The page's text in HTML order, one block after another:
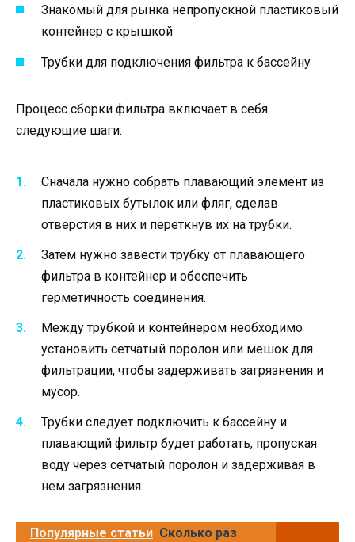
Знакомый для рынка непропускной пластиковый
контейнер с крышкой
Трубки для подключения фильтра к бассейну
Процесс сборки фильтра включает в себя
следующие шаги:
Сначала нужно собрать плавающий элемент из
пластиковых бутылок или фляг, сделав
отверстия в них и переткнув их на трубки.
Затем нужно завести трубку от плавающего
фильтра в контейнер и обеспечить
герметичность соединения.
Между трубкой и контейнером необходимо
установить сетчатый поролон или мешок для
фильтрации, чтобы задерживать загрязнения и
мусор.
Трубки следует подключить к бассейну и
плавающий фильтр будет работать, пропуская
воду через сетчатый поролон и задерживая в
нем загрязнения.
Популярные статьи Сколько раз